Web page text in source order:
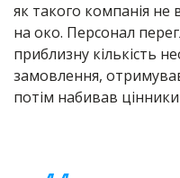
як такого компанія не
на око. Персонал
приблизну кількість
замовлення,
потім набивав